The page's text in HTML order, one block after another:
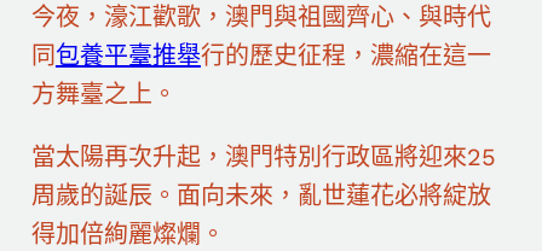
今夜，濠江歡歌，澳門與祖國齊心、與時代
同包養平臺推舉行的歷史征程，濃縮在這一
方舞臺之上。
當太陽再次升起，澳門特別行政區將迎來25
周歲的誕辰。面向未來，亂世蓮花必將綻放
得加倍絢麗燦爛。